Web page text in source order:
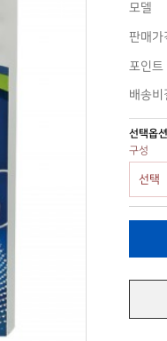
모델
판매가
포인트
배송비
선택옵션
구성